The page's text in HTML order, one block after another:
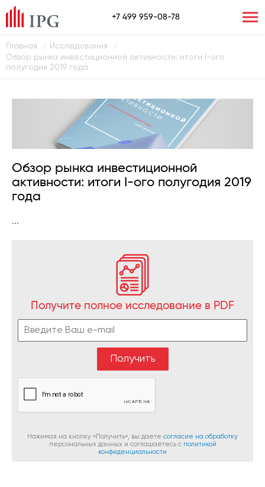
+7 499 959-08-78
Главная / Исследования /
Обзор рынка инвестиционной активности: итоги I-ого
полугодия 2019 года
Обзор рынка инвестиционной
активности: итоги I-ого полугодия 2019
года
...
Получите полное исследование в PDF
Нажимая на кнопку «Получить», вы даете согласие на обработку
персональных данных и соглашаетесь c политикой
конфиденциальности